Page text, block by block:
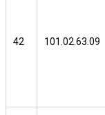
42 101.02.63.09